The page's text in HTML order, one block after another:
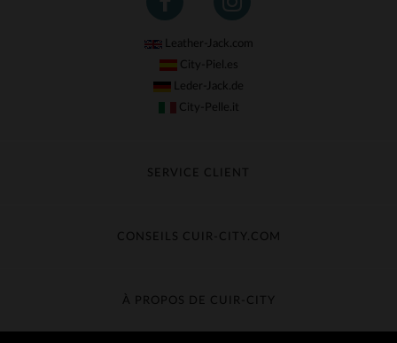
Leather-Jack.com
City-Piel.es
Leder-Jack.de
City-Pelle.it
SERVICE CLIENT
Échange & Remboursement
Contacter le service client
CONSEILS CUIR-CITY.COM
Guide des matières
À PROPOS DE CUIR-CITY